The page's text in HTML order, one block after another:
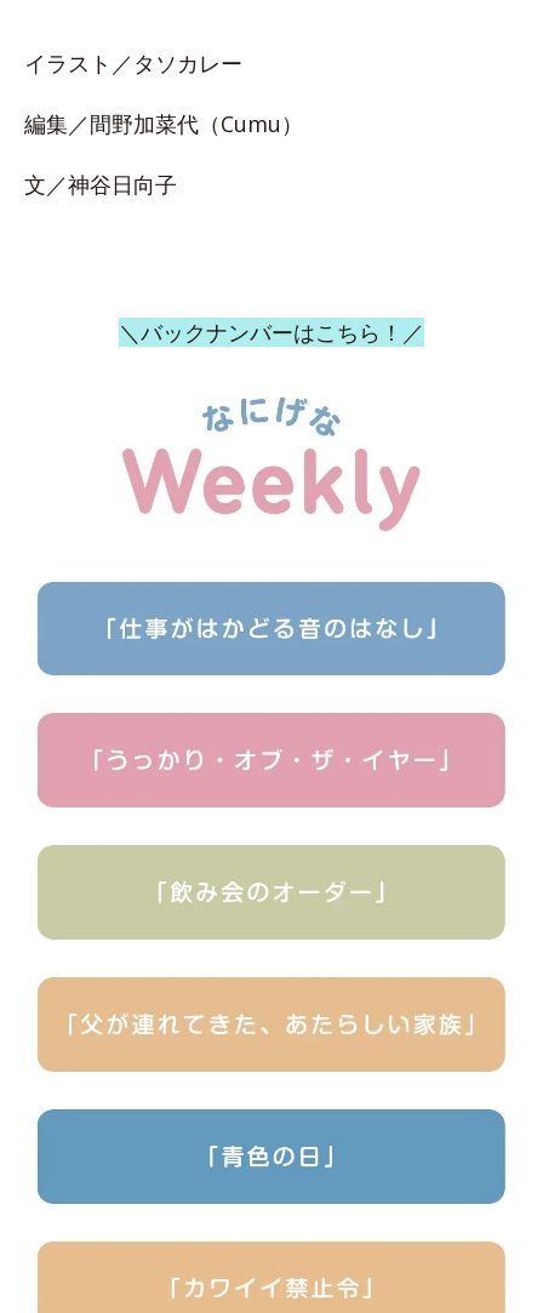
イラスト／タソカレー
編集／間野加菜代（Cumu）
文／神谷日向子
＼バックナンバーはこちら！／